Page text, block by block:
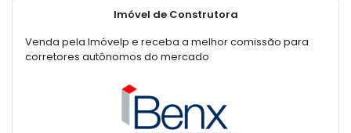
Imóvel de Construtora
Venda pela Imóvelp e receba a melhor comissão para
corretores autônomos do mercado